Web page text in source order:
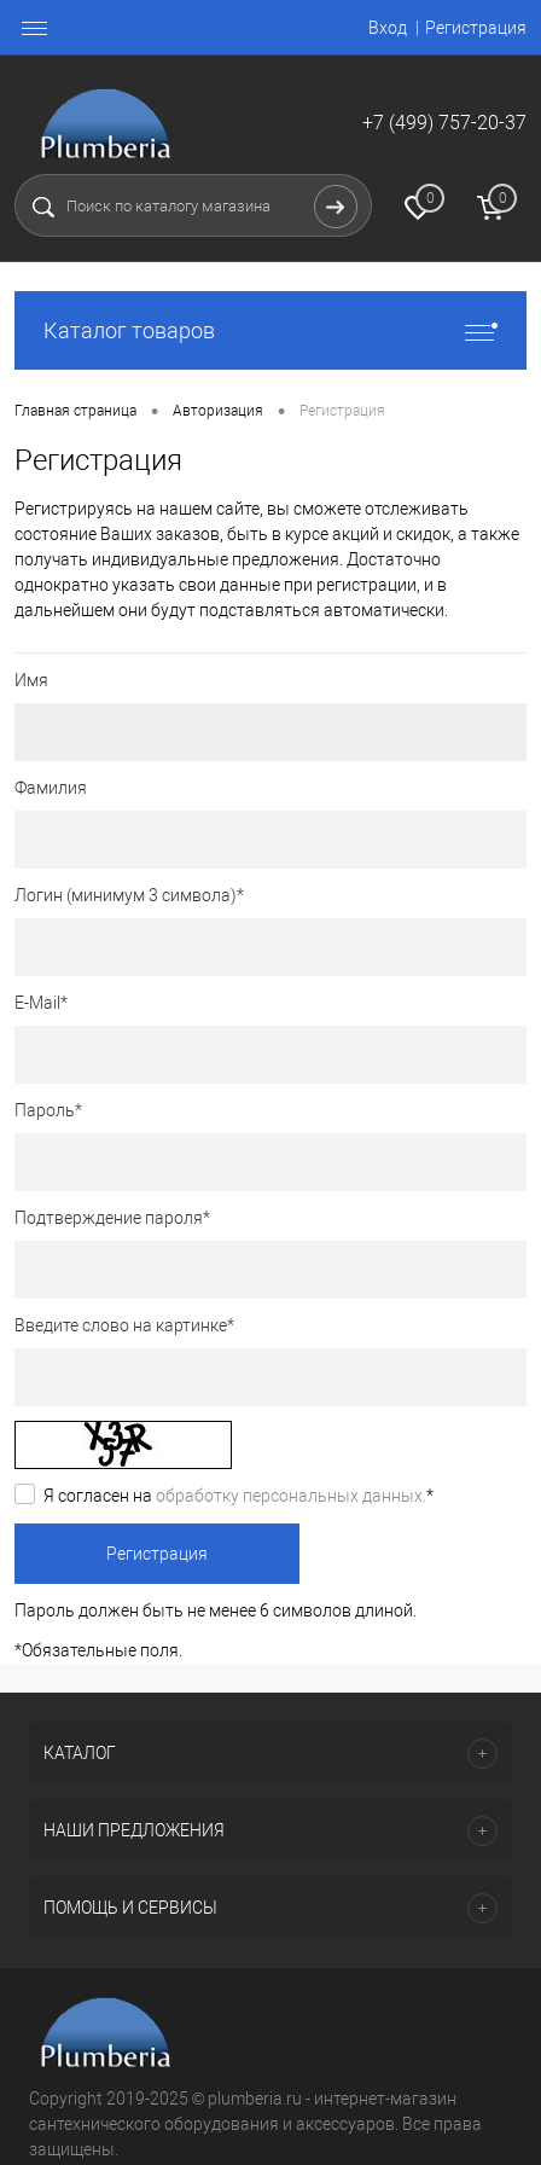
Вход Регистрация
+7 (499) 757-20-37
0 0
Каталог товаров
Главная страница • Авторизация • Регистрация
Регистрация
Регистрируясь на нашем сайте, вы сможете отслеживать
состояние Ваших заказов, быть в курсе акций и скидок, а также
получать индивидуальные предложения. Достаточно
однократно указать свои данные при регистрации, и в
дальнейшем они будут подставляться автоматически.
Имя
Фамилия
Логин (минимум 3 символа)*
E-Mail *
Пароль*
Подтверждение пароля*
Введите слово на картинке*
Я согласен на обработку персональных данных. *
Пароль должен быть не менее 6 символов длиной.
*Обязательные поля.
КАТАЛОГ
НАШИ ПРЕДЛОЖЕНИЯ
ПОМОЩЬ И СЕРВИСЫ
Copyright 2019-2025 © plumberia.ru - интернет-магазин
сантехнического оборудования и аксессуаров. Все права
защищены.